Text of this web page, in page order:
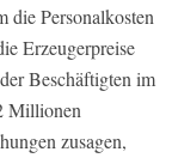
die Personalkosten
Erzeugerpreise
der Beschäftigten im
Millionen
zusagen,